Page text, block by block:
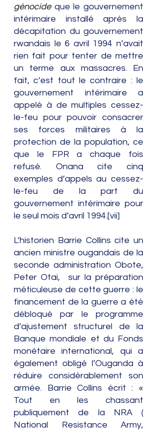
génocide que le gouvernement
intérimaire installé après la
décapitation du gouvernement
rwandais le 6 avril 1994 n’avait
rien fait pour tenter de mettre
un terme aux massacres. En
fait, c’est tout le contraire : le
gouvernement intérimaire a
appelé à de multiples cessez-
le-feu pour pouvoir consacrer
ses forces militaires à la
protection de la population, ce
que le FPR a chaque fois
refusé. Onana cite cinq
exemples d’appels au cessez-
le-feu de la part du
gouvernement intérimaire pour
le seul mois d’avril 1994.[vii]
L’historien Barrie Collins cite un
ancien ministre ougandais de la
seconde administration Obote,
Peter Otai,  sur la préparation
méticuleuse de cette guerre : le
financement de la guerre a été
débloqué par le programme
d’ajustement structurel de la
Banque mondiale et du Fonds
monétaire international, qui a
également obligé l’Ouganda à
réduire considérablement son
armée. Barrie Collins écrit : «
Tout en les chassant
publiquement de la NRA (
National Resistance Army,